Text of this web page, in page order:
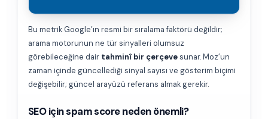
Bu metrik Google’ın resmi bir sıralama faktörü değildir;
arama motorunun ne tür sinyalleri olumsuz
görebileceğine dair tahminî bir çerçevesunar. Moz’un
zaman içinde güncellediği sinyal sayısı ve gösterim biçimi
değişebilir; güncel arayüzü referans almak gerekir.
SEO için spam score neden önemli?